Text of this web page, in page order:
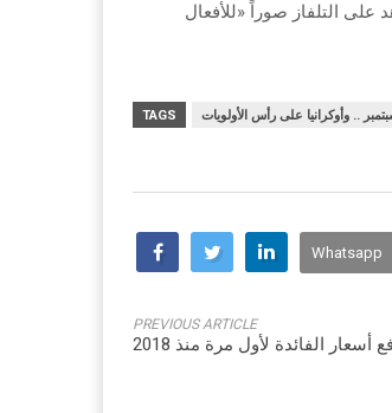
التلفاز صوراً «للأفعال
TAGS .. وأوكرانيا على رأس الأولويات
Whatsapp
PREVIOUS ARTICLE
أسعار الفائدة لأول مرة منذ 2018